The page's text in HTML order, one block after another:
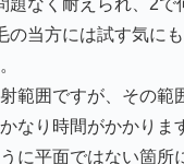
の当方には試す気に
範囲ですが、その範
なり時間がかかりま
に平面ではない箇所